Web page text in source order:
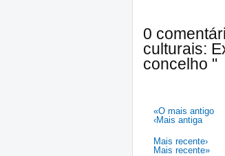
0
culturais:
concelho "
«O mais antigo
‹Mais antiga
Mais recente›
Mais recente»